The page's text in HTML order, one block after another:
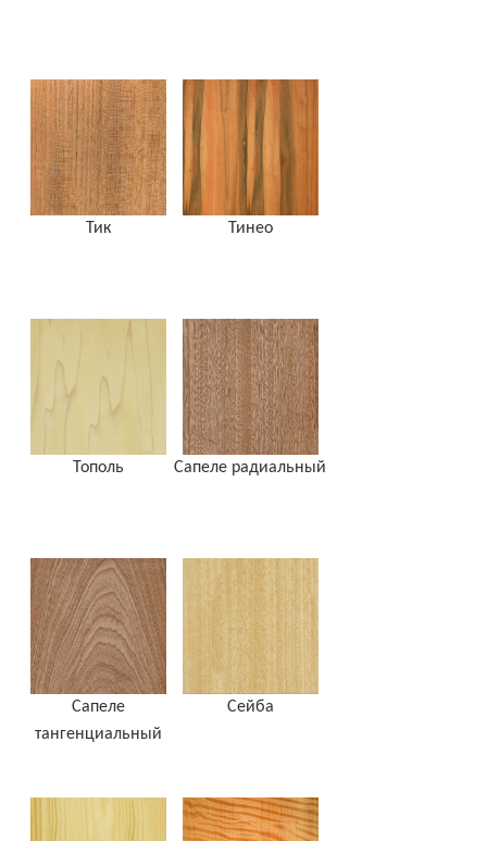
Тик Тинео
Тополь Сапеле радиальный
Сапеле
тангенциальный
Сейба